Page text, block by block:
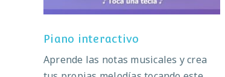
Piano interactivo
Aprende las notas musicales y crea